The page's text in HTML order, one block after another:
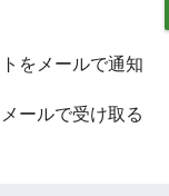
をメールで通知
ールで受け取る